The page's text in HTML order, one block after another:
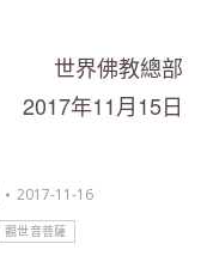
世界佛教總部
2017年11月15日
2017-11-16
觀世音菩薩